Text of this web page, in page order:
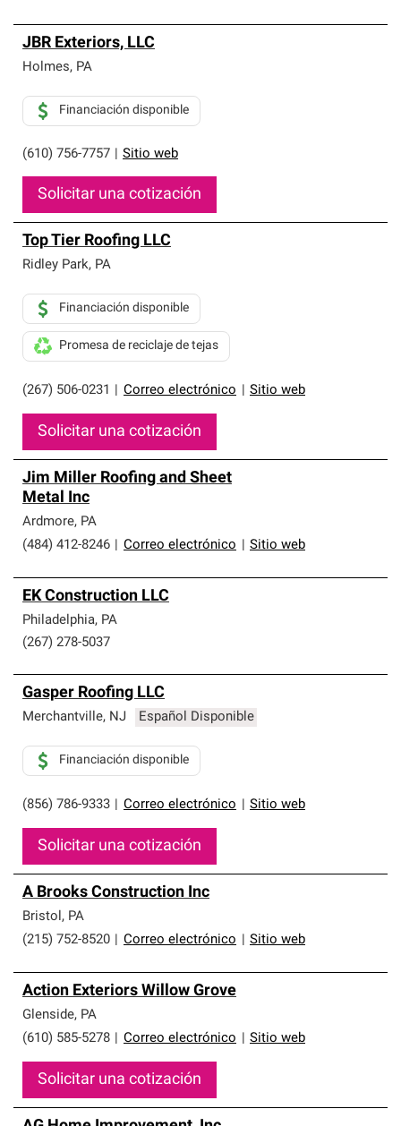
JBR Exteriors, LLC
Holmes, PA
(610) 756-7757 Sitio web
Financiación disponible
Solicitar una cotización
Top Tier Roofing LLC
Ridley Park, PA
(267) 506-0231 Correo electrónico Sitio web
Financiación disponible
Promesa de reciclaje de tejas
Solicitar una cotización
Jim Miller Roofing and Sheet
Metal Inc
Ardmore, PA
(484) 412-8246
Correo electrónico Sitio web
EK Construction LLC
Philadelphia, PA
(267) 278-5037
Gasper Roofing LLC
Merchantville, NJ Español Disponible
(856) 786-9333 Correo electrónico Sitio web
Financiación disponible
Solicitar una cotización
A Brooks Construction Inc
Bristol, PA
(215) 752-8520
Correo electrónico Sitio web
Action Exteriors Willow Grove
Glenside, PA
(610) 585-5278
Correo electrónico Sitio web
Solicitar una cotización